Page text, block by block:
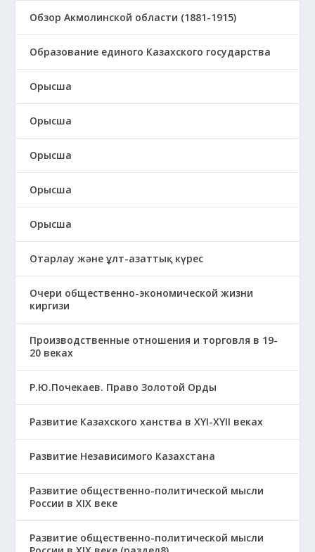
Обзор Акмолинской области (1881-1915)
Образование единого Казахского государства
Орысша
Орысша
Орысша
Орысша
Орысша
Отарлау және ұлт-азаттық күрес
Очери общественно-экономической жизни
киргизи
Производственные отношения и торговля в 19-
20 веках
Р.Ю.Почекаев. Право Золотой Орды
Развитие Казахского ханства в ХҮІ-ХҮІІ веках
Развитие Независимого Казахстана
Развитие общественно-политической мысли
России в XIX веке
Развитие общественно-политической мысли